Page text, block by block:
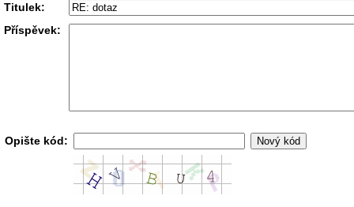
Titulek:
Příspěvek:
Opište kód: